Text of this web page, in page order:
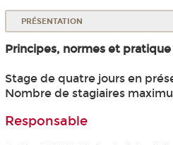
PRÉSENTATION
Principes, normes et
Stage de quatre jours en
Nombre de stagiaires
Responsable